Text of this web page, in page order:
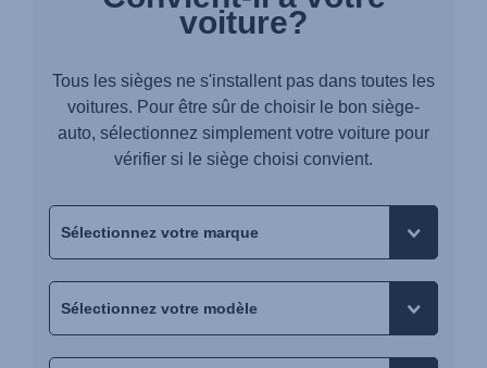
voiture?
Tous les sièges ne s'installent pas dans toutes les
voitures. Pour être sûr de choisir le bon siège-
auto, sélectionnez simplement votre voiture pour
vérifier si le siège choisi convient.